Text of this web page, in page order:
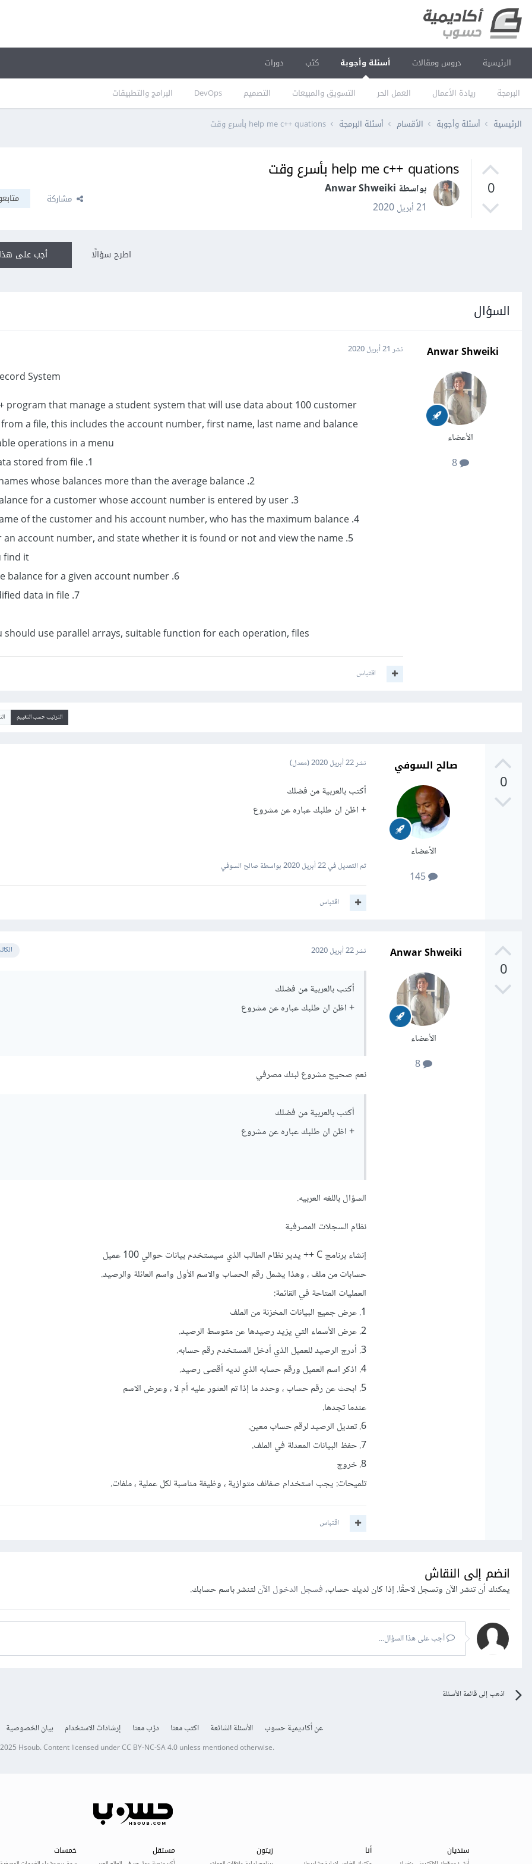
الرئيسية دروس ومقالات أسئلة وأجوبة
البرمجة ريادة الأعمال العمل الحر التسويق والمبيعات التصميم DevOps البرامج والتطبيقات
كتب دورات
الرئيسية أسئلة وأجوبة الأقسام أسئلة البرمجة help me c++ quations بأسرع وقت
0
help me c++ quations بأسرع وقت
بواسطة Anwar Shweiki
21 أبريل 2020
مشاركة
أجب على اطرح سؤالًا
السؤال
Anwar Shweiki
الأعضاء
8
نشر 21 أبريل 2020
System
program that manage a student system that will use data about 100 customer
a file, this includes the account number, first name, last name and balance.
operations in a menu:
1. View all data stored from file
2. View the names whose balances more than the average balance.
3. List the balance for a customer whose account number is entered by user.
4. List the name of the customer and his account number, who has the maximum balance.
5. Search for an account number, and state whether it is found or not and view the name
it.
6. Modify the balance for a given account number.
7. Save modified data in file.
should use parallel arrays, suitable function for each operation, files.
اقتباس
الترتيب حسب التقييم
0
صالح السوفي
الأعضاء
145
نشر22 أبريل 2020 (معدل)
أكتب بالعربية من فضلك
+ اظن ان طلبك عباره عن مشروع
تم التعديل في22 أبريل 2020 بواسطة صالح السوفي
اقتباس
0
Anwar Shweiki
الأعضاء
8
نشر22 أبريل 2020
أكتب بالعربية من فضلك
+ اظن ان طلبك عباره عن مشروع
نعم صحيح مشروع لبنك مصرفي
أكتب بالعربية من فضلك
+ اظن ان طلبك عباره عن مشروع
السؤال باللغه العربيه.
نظام السجلات المصرفية
إنشاء برنامج C ++ يدير نظام الطالب الذي سيستخدم بيانات حوالي 100 عميل
حسابات من ملف ، وهذا يشمل رقم الحساب والاسم الأول واسم العائلة والرصيد.
العمليات المتاحة في القائمة:
1. عرض جميع البيانات المخزنة من الملف
2. عرض الأسماء التي يزيد رصيدها عن متوسط الرصيد.
3. أدرج الرصيد للعميل الذي أدخل المستخدم رقم حسابه.
4. اذكر اسم العميل ورقم حسابه الذي لديه أقصى رصيد.
5. ابحث عن رقم حساب ، وحدد ما إذا تم العثور عليه أم لا ، وعرض الاسم
عندما تجدها.
6. تعديل الرصيد لرقم حساب معين.
7. حفظ البيانات المعدلة في الملف.
8. خروج
تلميحات: يجب استخدام صفائف متوازية ، وظيفة مناسبة لكل عملية ، ملفات.
اقتباس
انضم إلى النقاش
يمكنك أن تنشر الآن وتسجل لاحقًا. إذا كان لديك حساب،فسجل الدخول الآنلتنشر باسم حسابك.
أجب على هذا السؤال...
اذهب إلى قائمة الأسئلة
عن أكاديمية حسوب الأسئلة الشائعة اكتب معنا درّب معنا إرشادات الاستخدام بيان الخصوصية
Hsoub.Content licensed underCC BY-NC-SA 4.0unless mentioned otherwise.